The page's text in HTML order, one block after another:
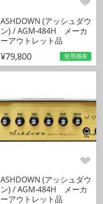
ASHDOWN (アッシュダウ
ン) / AGM-484H メーカ
ーアウトレット品
¥79,800 使用感有
ASHDOWN (アッシュダウ
ン) / AGM-484H メーカ
ーアウトレット品